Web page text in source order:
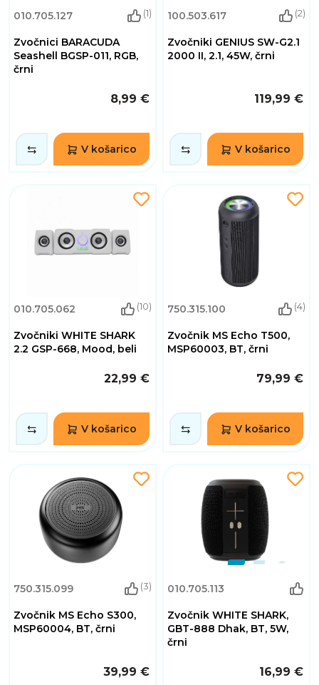
010.705.127 (1)
Zvočnici BARACUDA
Seashell BGSP-011, RGB,
črni
8,99 €
V košarico
100.503.617 (2)
Zvočniki GENIUS SW-G2.1
2000 II, 2.1, 45W, črni
119,99 €
V košarico
010.705.062 (10)
Zvočniki WHITE SHARK
2.2 GSP-668, Mood, beli
22,99 €
V košarico
750.315.100 (4)
Zvočnik MS Echo T500,
MSP60003, BT, črni
79,99 €
V košarico
750.315.099 (3)
Zvočnik MS Echo S300,
MSP60004, BT, črni
39,99 €
010.705.113
Zvočnik WHITE SHARK,
GBT-888 Dhak, BT, 5W,
črni
16,99 €